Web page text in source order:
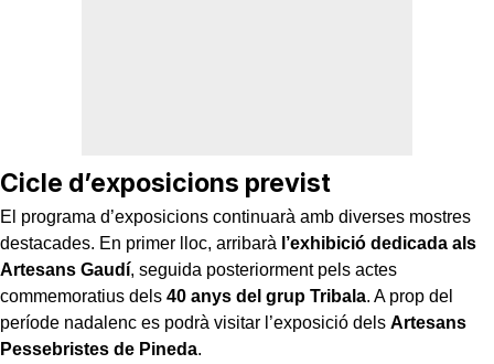
Cicle d’exposicions previst
El programa d’exposicions continuarà amb diverses mostres
destacades. En primer lloc, arribarà l’exhibició dedicada als
Artesans Gaudí, seguida posteriorment pels actes
commemoratius dels 40 anys del grup Tribala. A prop del
període nadalenc es podrà visitar l’exposició dels Artesans
Pessebristes de Pineda.